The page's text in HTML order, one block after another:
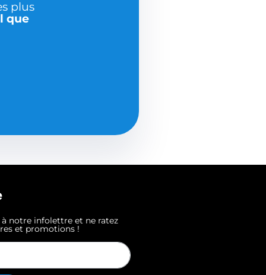
plus
que
notre infolettre et ne ratez
et promotions !